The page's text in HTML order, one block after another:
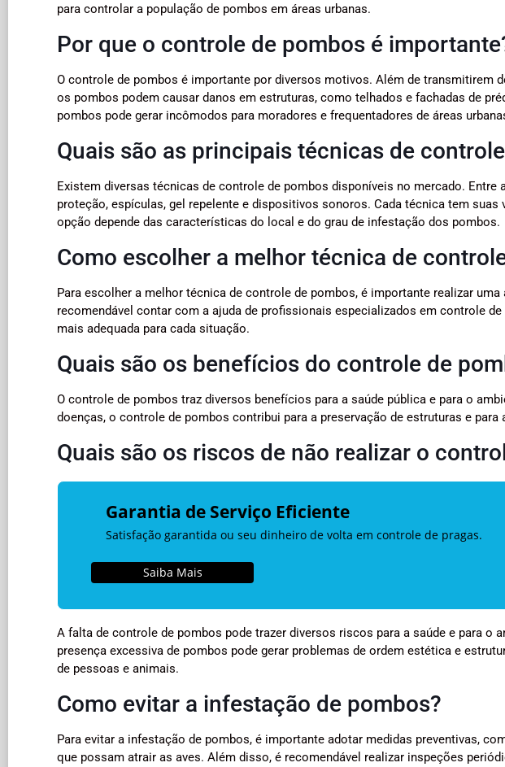
para controlar a população de pombos em áreas urbanas.
Por que o controle de pombos é
O controle de pombos é importante por diversos motivos. Além de transmitirem
os pombos podem causar danos em estruturas, como telhados e fachadas de
pombos pode gerar incômodos para moradores e frequentadores de áreas
Quais são as principais técnicas de
Existem diversas técnicas de controle de pombos disponíveis no mercado. Entre
proteção, espículas, gel repelente e dispositivos sonoros. Cada técnica tem suas
opção depende das características do local e do grau de infestação dos pombos.
Como escolher a melhor técnica de
Para escolher a melhor técnica de controle de pombos, é importante realizar
recomendável contar com a ajuda de profissionais especializados em controle
mais adequada para cada situação.
Quais são os benefícios do controle de
O controle de pombos traz diversos benefícios para a saúde pública e para o
doenças, o controle de pombos contribui para a preservação de estruturas e
Quais são os riscos de não realizar o
Garantia de Serviço Eficiente
Satisfação garantida ou seu dinheiro de volta em controle de pragas.
Saiba Mais
A falta de controle de pombos pode trazer diversos riscos para a saúde e para o
presença excessiva de pombos pode gerar problemas de ordem estética e
de pessoas e animais.
Como evitar a infestação de pombos?
Para evitar a infestação de pombos, é importante adotar medidas preventivas,
que possam atrair as aves. Além disso, é recomendável realizar inspeções